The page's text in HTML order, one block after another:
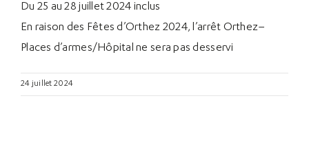
Du 25 au 28 juillet 2024 inclus
En raison des Fêtes d’Orthez 2024, l’arrêt Orthez–
Places d’armes/Hôpital ne sera pas desservi
24 juillet 2024